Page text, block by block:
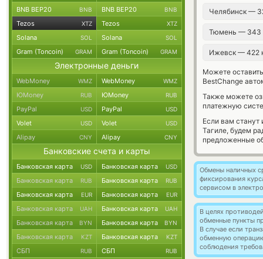
Челябинск —
Тюмень —
Ижевск —
Можете
BestChange
Также можете
платежную
Если вам
Тагиле, будем
предложенные
Обмены наличных
фиксирования
сервисом в
В целях
обменные пункты
В случае если
обменную
соблюдения
BNB BEP20 BNB BNB BEP20 BNB
Tezos XTZ Tezos XTZ
Solana SOL Solana SOL
Gram (Toncoin) GRAM Gram (Toncoin) GRAM
Электронные деньги
WebMoney WMZ WebMoney WMZ
ЮMoney RUB ЮMoney RUB
PayPal USD PayPal USD
Volet USD Volet USD
Alipay CNY Alipay CNY
Банковские счета и карты
Банковская карта USD Банковская карта USD
Банковская карта RUB Банковская карта RUB
Банковская карта EUR Банковская карта EUR
Банковская карта UAH Банковская карта UAH
Банковская карта BYN Банковская карта BYN
Банковская карта KZT Банковская карта KZT
СБП RUB СБП RUB